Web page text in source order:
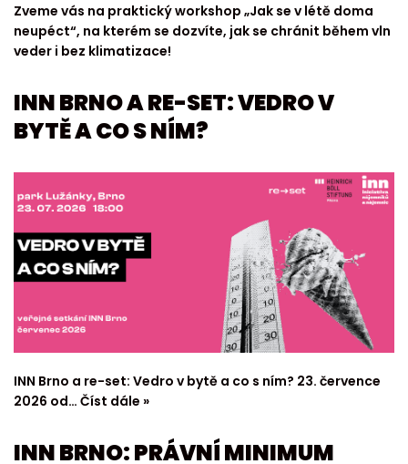
Zveme vás na praktický workshop „Jak se v létě doma
neupéct“, na kterém se dozvíte, jak se chránit během vln
veder i bez klimatizace!
INN BRNO A RE-SET: VEDRO V
BYTĚ A CO S NÍM?
INN Brno a re-set: Vedro v bytě a co s ním? 23. července
2026 od… Číst dále »
INN BRNO: PRÁVNÍ MINIMUM